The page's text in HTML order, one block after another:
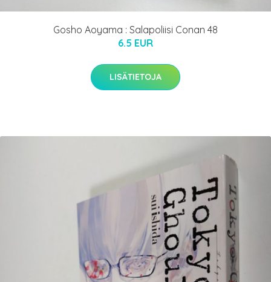
Gosho Aoyama : Salapoliisi Conan 48
6.5 EUR
LISÄTIETOJA